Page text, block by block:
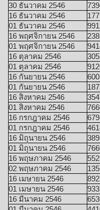
30 ธันวาคม 2546
16 ธันวาคม 2546
01 ธันวาคม 2546
16 พฤศจิกายน 2546
01 พฤศจิกายน 2546
16 ตุลาคม 2546
01 ตุลาคม 2546
16 กันยายน 2546
01 กันยายน 2546
16 สิงหาคม 2546
01 สิงหาคม 2546
16 กรกฎาคม 2546
01 กรกฎาคม 2546
16 มิถุนายน 2546
01 มิถุนายน 2546
16 พฤษภาคม 2546
02 พฤษภาคม 2546
16 เมษายน 2546
01 เมษายน 2546
16 มีนาคม 2546